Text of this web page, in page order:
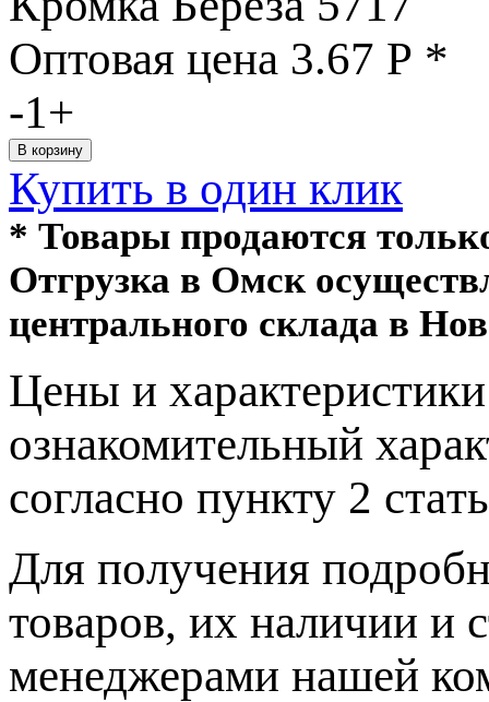
Оптовая цена 3.67 Р *
-1+
Купить в один клик
* Товары продаются
Отгрузка в Омск
центрального склада в
Цeны и
ознакомительный
согласно пункту 2
Для пoлучения
товaров, их нaличии и
менеджерами нашей